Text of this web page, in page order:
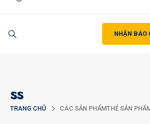
NHẬN BÁO
ss
TRANG CHỦ CÁC SẢN PHẨMTHẺ SẢN